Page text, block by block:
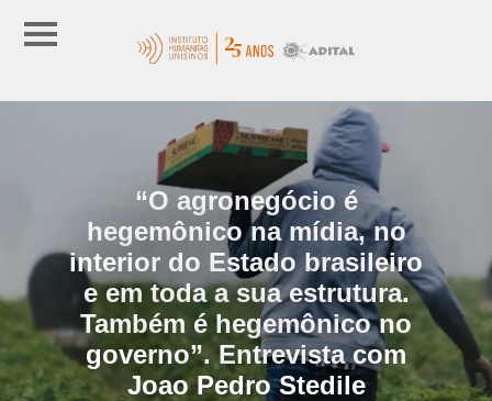
“O agronegócio é
hegemônico na mídia, no
interior do Estado brasileiro
e em toda a sua estrutura.
Também é hegemônico no
governo”. Entrevista com
Joao Pedro Stedile